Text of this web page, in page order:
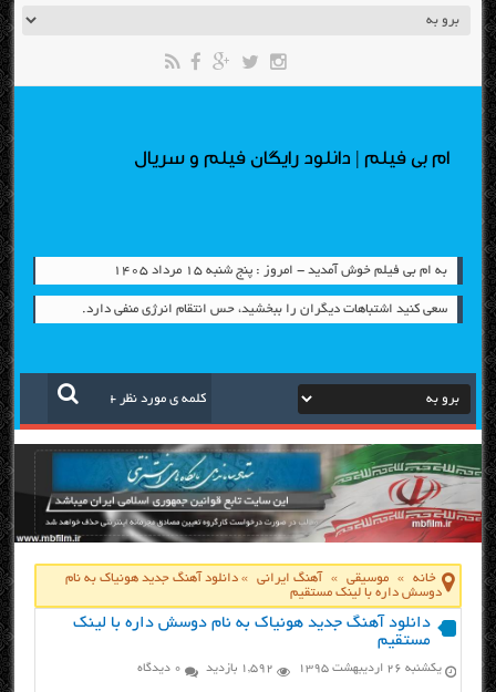
ام بی فیلم | دانلود رایگان فیلم و سریال
به ام بی فیلم خوش آمدید - امروز : پنج شنبه ۱۵ مرداد ۱۴۰۵
سعی کنید اشتباهات دیگران را ببخشید، حس انتقام انرژی منفی دارد.
خانه » موسیقی » آهنگ ایرانی »دانلود آهنگ جدید هونیاک به نام
دوسش داره با لینک مستقیم
دانلود آهنگ جدید هونیاک به نام دوسش داره با لینک
مستقیم
یکشنبه ۲۶ اردیبهشت ۱۳۹۵ 1,592 بازدید 0 دیدگاه